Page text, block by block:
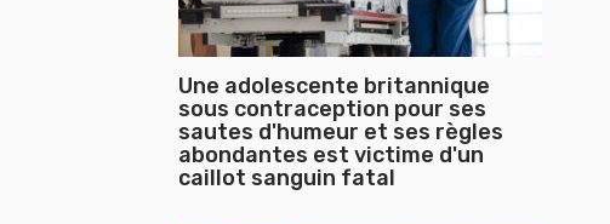
Une adolescente britannique
sous contraception pour ses
sautes d'humeur et ses règles
abondantes est victime d'un
caillot sanguin fatal